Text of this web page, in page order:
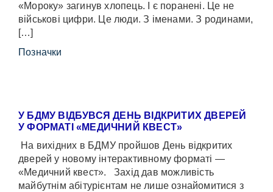
«Мороку» загинув хлопець. І є поранені. Це не
військові цифри. Це люди. З іменами. З родинами,
[…]
Позначки
У БДМУ ВІДБУВСЯ ДЕНЬ ВІДКРИТИХ ДВЕРЕЙ
У ФОРМАТІ «МЕДИЧНИЙ КВЕСТ»
На вихідних в БДМУ пройшов День відкритих
дверей у новому інтерактивному форматі —
«Медичний квест». Захід дав можливість
майбутнім абітурієнтам не лише ознайомитися з